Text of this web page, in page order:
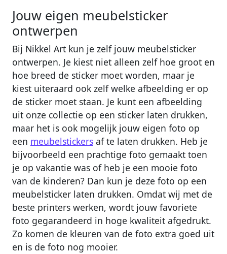
Jouw eigen meubelsticker
ontwerpen
Bij Nikkel Art kun je zelf jouw meubelsticker
ontwerpen. Je kiest niet alleen zelf hoe groot en
hoe breed de sticker moet worden, maar je
kiest uiteraard ook zelf welke afbeelding er op
de sticker moet staan. Je kunt een afbeelding
uit onze collectie op een sticker laten drukken,
maar het is ook mogelijk jouw eigen foto op
een meubelstickers af te laten drukken. Heb je
bijvoorbeeld een prachtige foto gemaakt toen
je op vakantie was of heb je een mooie foto
van de kinderen? Dan kun je deze foto op een
meubelsticker laten drukken. Omdat wij met de
beste printers werken, wordt jouw favoriete
foto gegarandeerd in hoge kwaliteit afgedrukt.
Zo komen de kleuren van de foto extra goed uit
en is de foto nog mooier.